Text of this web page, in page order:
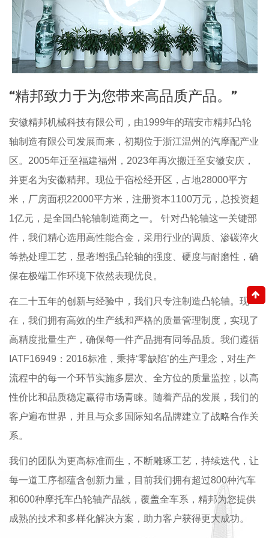
“精邦致力于为您带来高品质产品。”
安徽精邦机械科技有限公司，由1999年的瑞安市精邦凸轮
轴制造有限公司发展而来，初期位于浙江温州的汽摩配产业
区。2005年迁至福建福州，2023年再次搬迁至安徽安庆，
并更名为安徽精邦。现位于宿松经开区，占地28000平方
米，厂房面积22000平方米，注册资本1100万元，总投资超
1亿元，是全国凸轮轴制造商之一。 针对凸轮轴这一关键部
件，我们精心选用高性能合金，采用行业的调质、渗碳淬火
等热处理工艺，显著增强凸轮轴的强度、硬度与耐磨性，确
保在极端工作环境下依然表现优良。
在二十五年的创新与经验中，我们只专注制造凸轮轴。现
在，我们拥有高效的生产线和严格的质量管理制度，实现了
高精度批量生产，确保每一件产品拥有同等品质。我们遵循
IATF16949：2016标准，秉持‘零缺陷’的生产理念，对生产
流程中的每一个环节实施多层次、全方位的质量监控，以高
性价比和品质稳定赢得市场青睐。随着产品的发展，我们的
客户遍布世界，并且与众多国际知名品牌建立了战略合作关
系。
我们的团队为更高标准而生，不断雕琢工艺，持续迭代，让
每一道工序都蕴含创新力量，目前我们拥有超过800种汽车
和600种摩托车凸轮轴产品线，覆盖全车系，精邦为您提供
成熟的技术和多样化解决方案，助力客户获得更大成功。